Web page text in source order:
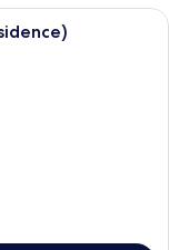
Hotelzimmer mit